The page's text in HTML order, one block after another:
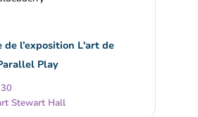
l’exposition L'art de
Play
Stewart Hall